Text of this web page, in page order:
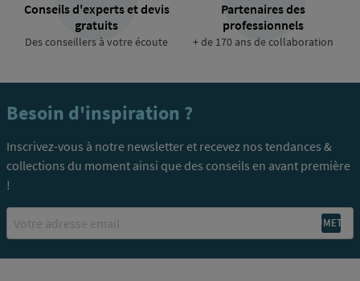
Conseils d'experts et devis
gratuits
Des conseillers à votre écoute
Partenaires des
professionnels
+ de 170 ans de collaboration
Besoin d'inspiration ?
Inscrivez-vous à notre newsletter et recevez nos tendances &
collections du moment ainsi que des conseils en avant première
!